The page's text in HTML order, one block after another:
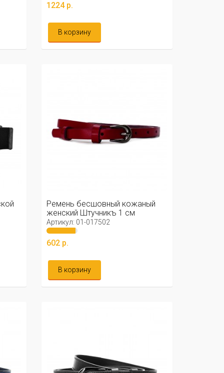
1224 р.
В корзину
Ремень бесшовный кожаный
женский Штучникъ 1 см
(красный)
Артикул: 01-017502
602 р.
В корзину